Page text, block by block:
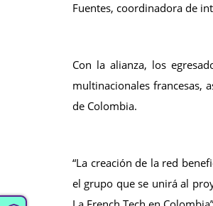
Fuentes, coordinadora de
Con la alianza, los
multinacionales francesas,
de Colombia.
“La creación de la red
el grupo que se unirá al